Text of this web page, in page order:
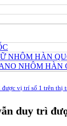
NHÔM HÀN
NHÔM HÀN
vị trí số 1 trên thị
duy trì